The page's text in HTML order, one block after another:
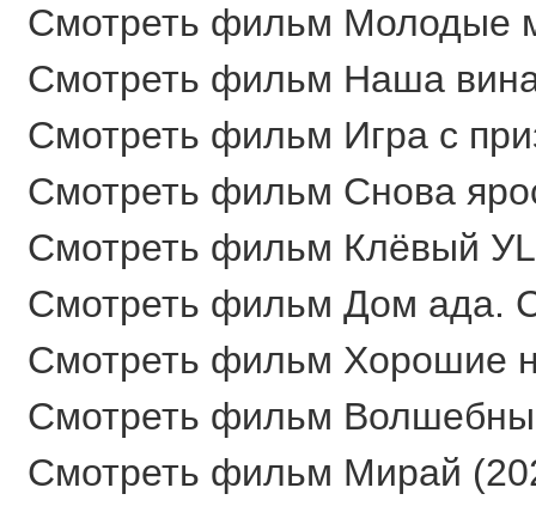
Смотреть фильм Молодые
Смотреть фильм Наша
Смотреть фильм Игра с
Смотреть фильм Снова
Смотреть фильм Клёвый
Смотреть фильм Дом ада.
Смотреть фильм Хорошие
Смотреть фильм
Смотреть фильм Мирай